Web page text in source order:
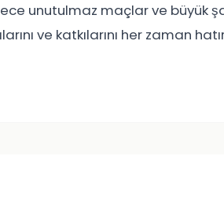
unutulmaz maçlar ve büyük
ve katkılarını her zaman